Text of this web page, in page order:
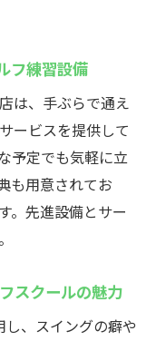
フ練習設備
は、手ぶらで通え
ービスを提供して
予定でも気軽に立
も用意されてお
。先進設備とサー
スクールの魅力
し、スイングの癖や